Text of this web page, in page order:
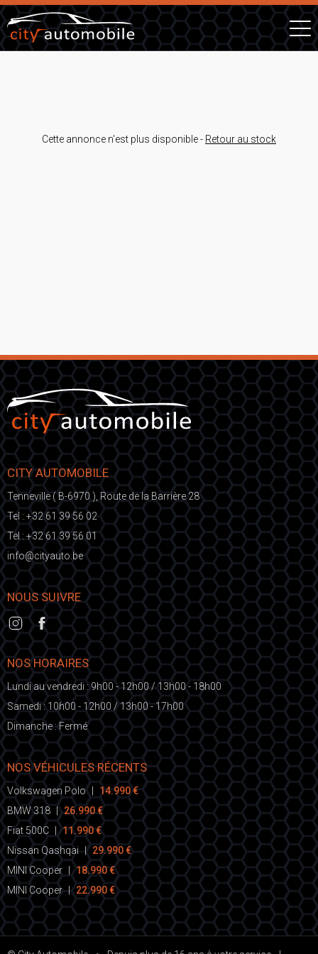
Cette annonce n'est plus disponible - Retour au stock
CITY AUTOMOBILE
Tenneville ( B-6970 ), Route de la Barrière 28
Tel : +32 61 39 56 02
Tel : +32 61 39 56 01
eb.otuayt
ic@o
fni
NOUS SUIVRE
NOS HORAIRES
Lundi au vendredi : 9h00 - 12h00 / 13h00 - 18h00
Samedi : 10h00 - 12h00 / 13h00 - 17h00
Dimanche : Fermé
NOS VÉHICULES RÉCENTS
Volkswagen Polo |
14.990 €
BMW 318 | 26.990 €
Fiat 500C | 11.990 €
Nissan Qashqai | 29.990 €
MINI Cooper | 18.990 €
MINI Cooper | 22.990 €